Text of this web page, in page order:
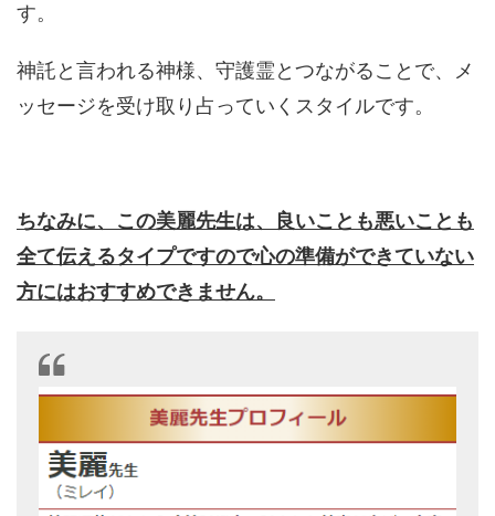
す。
神託と言われる神様、守護霊とつながることで、メ
ッセージを受け取り占っていくスタイルです。
ちなみに、この美麗先生は、良いことも悪いことも
全て伝えるタイプですので心の準備ができていない
方にはおすすめできません。